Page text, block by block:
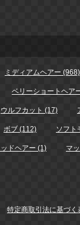
ミディアムヘアー (968)
ベリーショートヘア
ウルフカット (17)
ボブ (112) ソフト
ッドヘアー (1) マ
特定商取引法に基づく